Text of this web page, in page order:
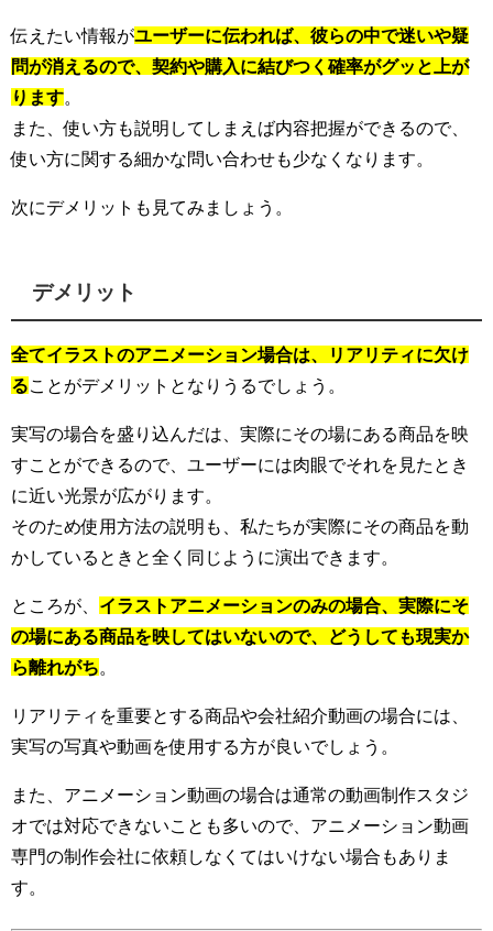
伝えたい情報がユーザーに伝われば、彼らの中で迷いや疑
問が消えるので、契約や購入に結びつく確率がグッと上が
ります
また、使い方も説明してしまえば内容把握ができるので、
使い方に関する細かな問い合わせも少なくなります。
次にデメリットも見てみましょう。
デメリット
全てイラストのアニメーション場合は、リアリティに欠け
る ことがデメリットとなりうるでしょう。
実写の場合を盛り込んだは、実際にその場にある商品を映
すことができるので、ユーザーには肉眼でそれを見たとき
に近い光景が広がります。
そのため使用方法の説明も、私たちが実際にその商品を動
かしているときと全く同じように演出できます。
ところが、 イラストアニメーションのみの場合、実際にそ
の場にある商品を映してはいないので、どうしても現実か
ら離れがち
リアリティを重要とする商品や会社紹介動画の場合には、
実写の写真や動画を使用する方が良いでしょう。
また、アニメーション動画の場合は通常の動画制作スタジ
オでは対応できないことも多いので、アニメーション動画
専門の制作会社に依頼しなくてはいけない場合もありま
す。